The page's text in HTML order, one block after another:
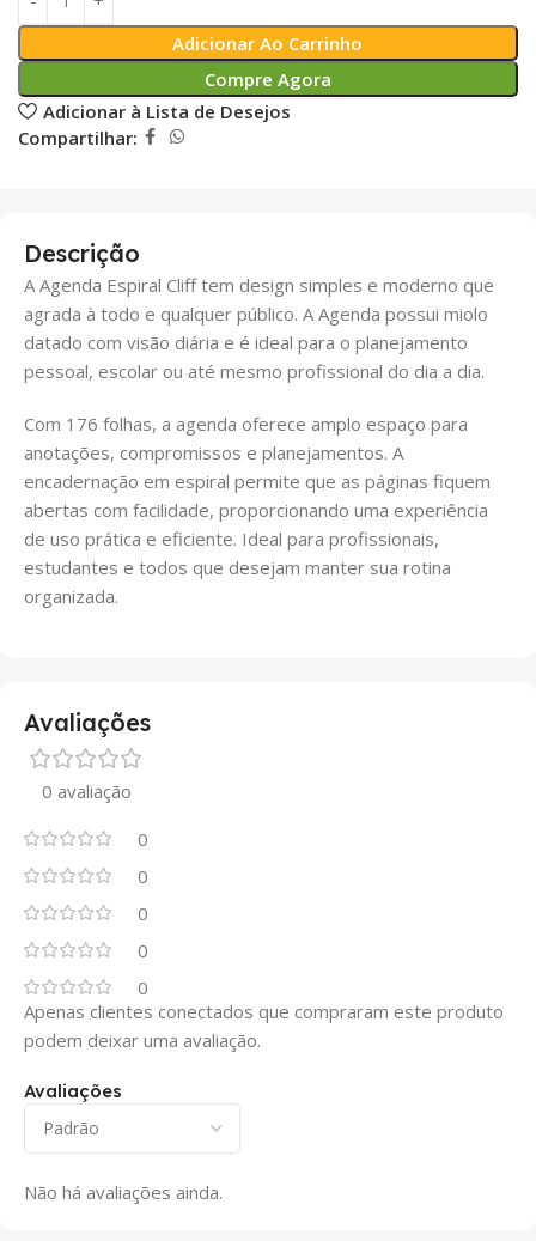
Adicionar Ao Carrinho
Compre Agora
Adicionar à Lista de Desejos
Compartilhar:
Descrição
A Agenda Espiral Cliff tem design simples e moderno que
agrada à todo e qualquer público. A Agenda possui miolo
datado com visão diária e é ideal para o planejamento
pessoal, escolar ou até mesmo profissional do dia a dia.
Com 176 folhas, a agenda oferece amplo espaço para
anotações, compromissos e planejamentos. A
encadernação em espiral permite que as páginas fiquem
abertas com facilidade, proporcionando uma experiência
de uso prática e eficiente. Ideal para profissionais,
estudantes e todos que desejam manter sua rotina
organizada.
Avaliações
0 avaliação
0
0
0
0
0
Avaliações
Não há avaliações ainda.
Apenas clientes conectados que compraram este produto
podem deixar uma avaliação.